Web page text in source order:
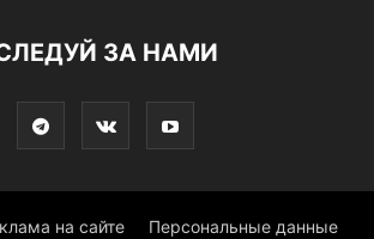
ЗА НАМИ
на сайте Персональные данные